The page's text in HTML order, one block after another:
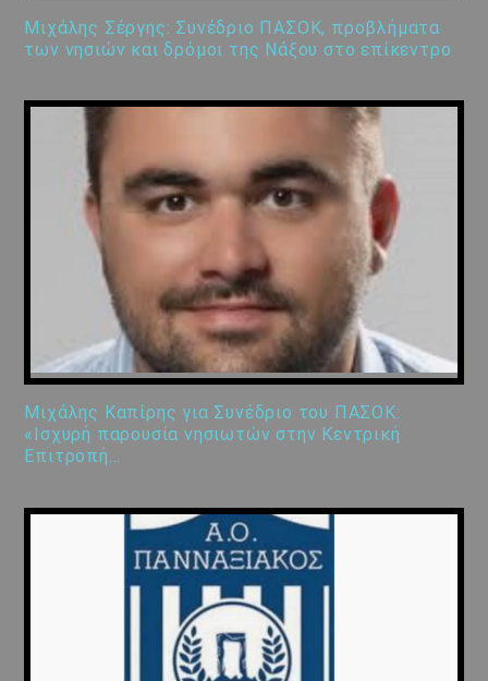
Μιχάλης Σέργης: Συνέδριο ΠΑΣΟΚ, προβλήματα
των νησιών και δρόμοι της Νάξου στο επίκεντρο
Μιχάλης Καπίρης για Συνέδριο του ΠΑΣΟΚ:
«Ισχυρή παρουσία νησιωτών στην Κεντρική
Επιτροπή…